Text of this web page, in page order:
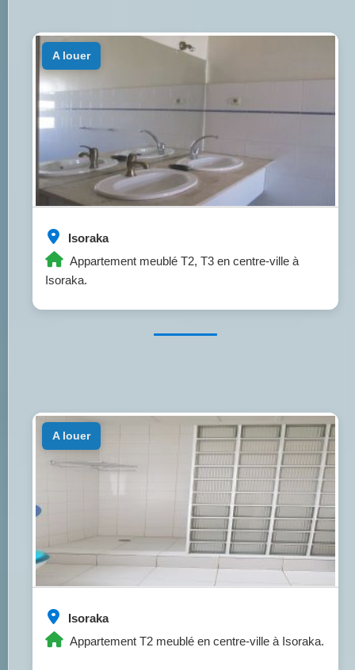
Isoraka
Appartement meublé T2, T3 en centre-ville à
Isoraka.
a louer
Isoraka
Appartement T2 meublé en centre-ville à Isoraka.
a louer